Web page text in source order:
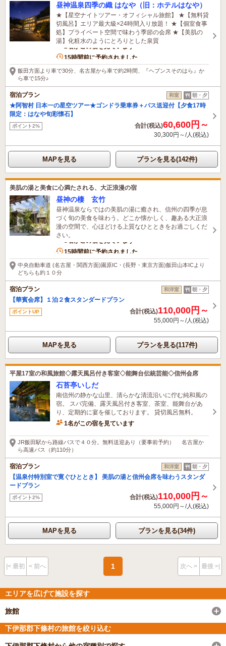
昼神温泉四季の織 はなや（旧：ホテルはなや）
★【星空ナイトツアー・オフィシャル旅館】 ★【無料貸
切風呂】エリア最大級×24時間入り放題！ ★【個室食事
処】プライベート空間で味わう季節の会席 ★【美肌の
湯】化粧水のようにとろりとした泉質
2名がこの宿を見ています
15時間前に予約されました
飯田方面より車で30分、名古屋から車で約2時間、『ヘブンスそのはら』か
ら車で15分♪
宿泊プラン 和室 朝・夕
★阿智村 日本一の星空ツアー★ゴンドラ乗車券＋バス送迎付【夕食17時
限定：はなや旬彩懐石】
ポイント2% 合計(税込)60,600円～
30,300円～/人(税込)
MAPを見る プランを見る(142件)
美肌の湯と美食に心満たされる、大正浪漫の宿
昼神の棲 玄竹
昼神温泉ならではの美肌の湯に癒され、信州の四季が息
づく旬の美食を味わう。どこか懐かしく、趣ある大正浪
漫の空間で、心ほどける上質なひとときをお過ごしくだ
さい。
3名がこの宿を見ています
15時間前に予約されました
中央自動車道 (名古屋・関西方面)園原IC・(長野・東京方面)飯田山本ICより
どちらも約１０分
宿泊プラン 和洋室 朝・夕
【華賓会席】１泊２食スタンダードプラン
ポイントUP 合計(税込)110,000円～
55,000円～/人(税込)
MAPを見る プランを見る(117件)
平屋17室の和風旅館◇露天風呂付き客室◇能舞台伝統芸能◇信州会席
石苔亭いしだ
南信州の静かな山里、清らかな清流沿いに佇む純和風の
宿。 スパ完備、露天風呂付き客室、茶室、能舞台があ
り、定期的に宴を催しております。 貸切風呂無料。
1名がこの宿を見ています
JR飯田駅から路線バスで４０分。無料送迎あり（要事前予約） 名古屋か
ら高速バス（約110分）
宿泊プラン 和洋室 朝・夕
【温泉付特別室で寛ぐひととき】 美肌の湯と信州会席を味わうスタンダ
ードプラン
ポイント2% 合計(税込)110,000円～
55,000円～/人(税込)
MAPを見る プランを見る(34件)
|< 最初 < 前へ 1 次へ > 最後 >|
エリアを広げて施設を探す
旅館
下伊那郡下條村の旅館を絞り込む